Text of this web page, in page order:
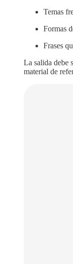
Temas
Formas
Frases
La salida debe
material de